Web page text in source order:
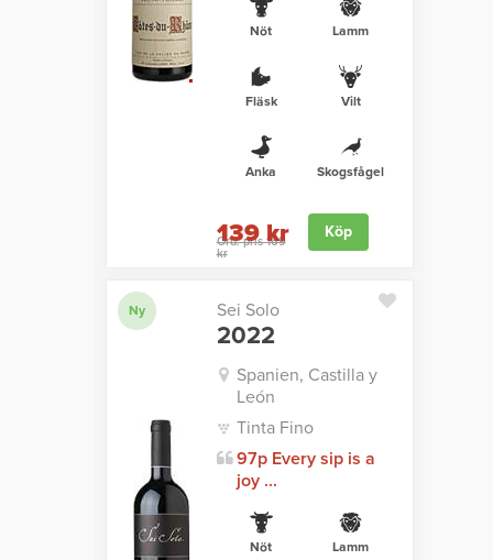
Nöt Lamm
Fläsk Vilt
Anka Skogsfågel
Ord. pris 169
kr
139 kr Köp
Ny Sei Solo
2022
Spanien, Castilla y
León
Tinta Fino
97p Every sip is a
joy ...
Nöt Lamm